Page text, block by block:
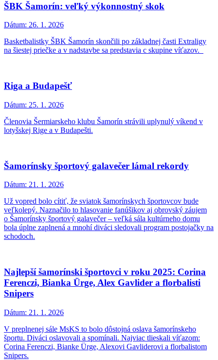
ŠBK Šamorín: veľký výkonnostný skok
Dátum: 26. 1. 2026
Basketbalistky ŠBK Šamorín skončili po základnej časti Extraligy
na šiestej priečke a v nadstavbe sa predstavia c skupine víťazov.
Riga a Budapešť
Dátum: 25. 1. 2026
Členovia Šermiarskeho klubu Šamorín strávili uplynulý víkend v
lotyšskej Rige a v Budapešti.
Šamorínsky športový galavečer lámal rekordy
Dátum: 21. 1. 2026
Už vopred bolo cítiť, že sviatok šamorínskych športovcov bude
veľkolepý. Naznačilo to hlasovanie fanúšikov aj obrovský záujem
o Šamorínsky športový galavečer – veľká sála kultúrneho domu
bola úplne zaplnená a mnohí diváci sledovali program postojačky na
schodoch.
Najlepší šamorínski športovci v roku 2025: Corina
Ferenczi, Bianka Ürge, Alex Gavlider a florbalisti
Snipers
Dátum: 21. 1. 2026
V preplnenej sále MsKS to bolo dôstojná oslava šamorínskeho
športu. Diváci oslavovali a spomínali. Najviac tlieskali víťazom:
Corina Ferenczi, Bianke Ürge, Alexovi Gavliderovi a florbalistom
Snipers.